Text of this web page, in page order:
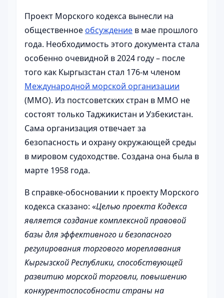
Проект Морского кодекса вынесли на
общественное обсуждение в мае прошлого
года. Необходимость этого документа стала
особенно очевидной в 2024 году – после
того как Кыргызстан стал 176-м членом
Международной морской организации
(ММО). Из постсоветских стран в ММО не
состоят только Таджикистан и Узбекистан.
Сама организация отвечает за
безопасность и охрану окружающей среды
в мировом судоходстве. Создана она была в
марте 1958 года.
В справке-обосновании к проекту Морского
кодекса сказано: «Целью проекта Кодекса
является создание комплексной правовой
базы для эффективного и безопасного
регулирования торгового мореплавания
Кыргызской Республики, способствующей
развитию морской торговли, повышению
конкурентоспособности страны на